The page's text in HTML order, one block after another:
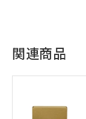
関連商品